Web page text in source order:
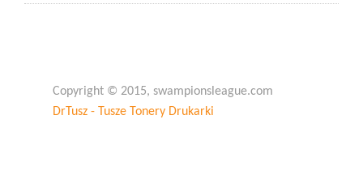
Copyright © 2015, swampionsleague.com
DrTusz - Tusze Tonery Drukarki